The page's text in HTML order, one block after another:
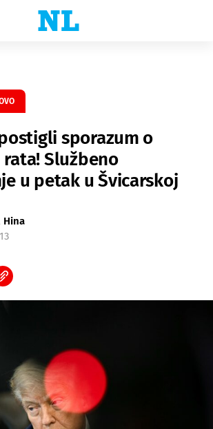
sporazum o
Službeno
u petak u Švicarskoj
Hina